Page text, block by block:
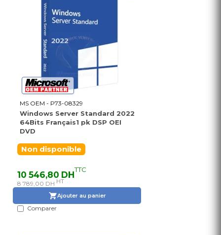
MS OEM - P73-08329
Windows Server Standard 2022
64Bits Français1 pk DSP OEI
DVD
Non disponible
10 546,80 DHTTC
8 789,00 DH HT
Ajouter au panier
Comparer